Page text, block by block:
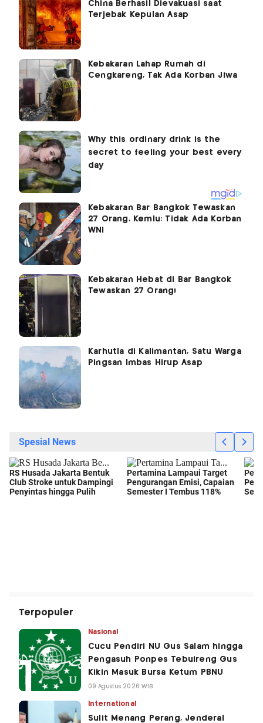
China Berhasil Dievakuasi saat
Terjebak Kepulan Asap
Kebakaran Lahap Rumah di
Cengkareng, Tak Ada Korban Jiwa
Kebakaran Bar Bangkok Tewaskan
27 Orang, Kemlu: Tidak Ada Korban
WNI
Kebakaran Hebat di Bar Bangkok
Tewaskan 27 Orang!
Karhutla di Kalimantan, Satu Warga
Pingsan Imbas Hirup Asap
Terpopuler
Nasional
Cucu Pendiri NU Gus Salam hingga
Pengasuh Ponpes Tebuireng Gus
Kikin Masuk Bursa Ketum PBNU
09 Agustus 2026 WIB
International
Sulit Menang Perang, Jenderal